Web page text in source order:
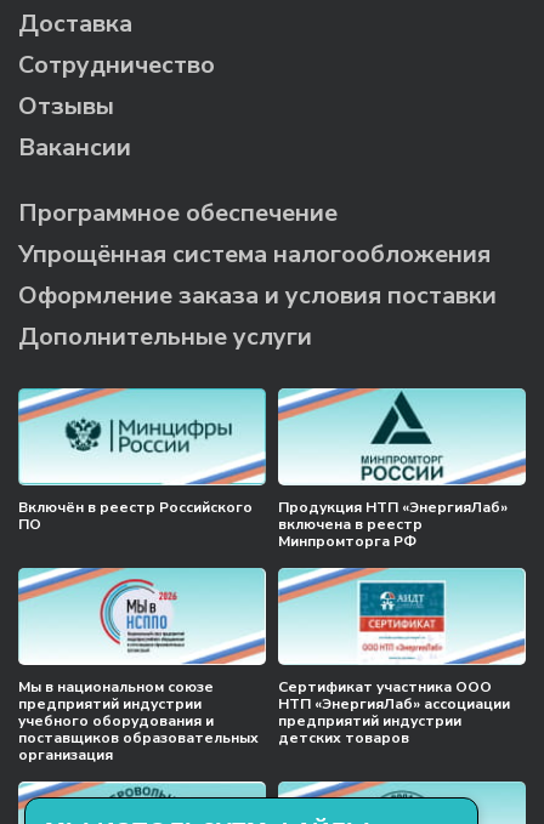
Доставка
Сотрудничество
Отзывы
Вакансии
Программное обеспечение
Упрощённая система налогообложения
Оформление заказа и условия поставки
Дополнительные услуги
Включён в реестр Российского
ПО
Продукция НТП «ЭнергияЛаб»
включена в реестр
Минпромторга РФ
Мы в национальном союзе
предприятий индустрии
учебного оборудования и
поставщиков образовательных
организация
Сертификат участника ООО
НТП «ЭнергияЛаб» ассоциации
предприятий индустрии
детских товаров